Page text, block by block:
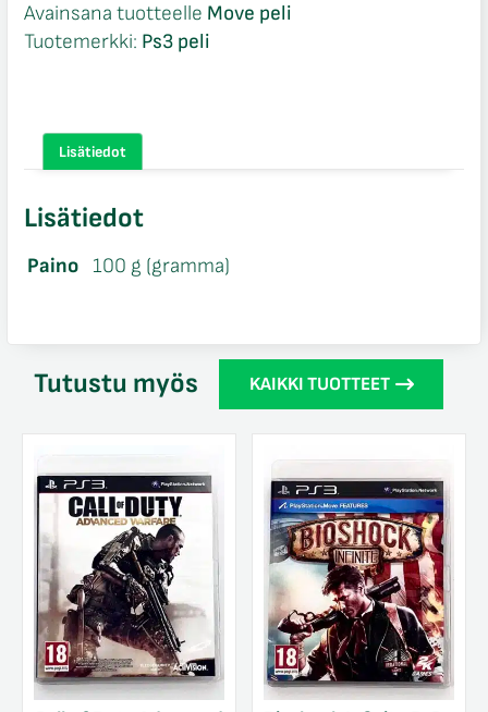
Avainsana tuotteelle Move peli
Tuotemerkki: Ps3 peli
Lisätiedot
Lisätiedot
Paino 100 g (gramma)
Tutustu myös KAIKKI TUOTTEET